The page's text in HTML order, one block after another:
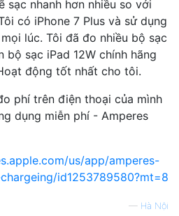
sạc nhanh hơn nhiều so với
có iPhone 7 Plus và sử dụng
lúc. Tôi đã đo nhiều bộ sạc
bộ sạc iPad 12W chính hãng
động tốt nhất cho tôi.
phí trên điện thoại của mình
dụng miễn phí - Amperes
us/app/amperes-
id1253789580?mt=8
— Hà Nội